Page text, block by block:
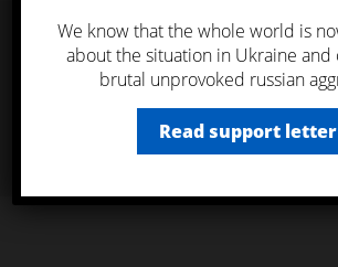
Завжди готові
на всі Ваші
We know that the whole world is
about the situation in Ukraine and
brutal unprovoked russian
Read support letter